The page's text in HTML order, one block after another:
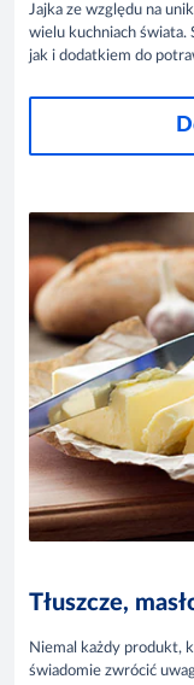
Jajka ze względu na
wielu kuchniach świata.
jak i dodatkiem do
Tłuszcze,
Niemal każdy produkt,
świadomie zwrócić